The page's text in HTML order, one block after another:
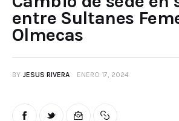
entre Sultanes
Olmecas
BY JESUS RIVERA ENERO 17, 2024